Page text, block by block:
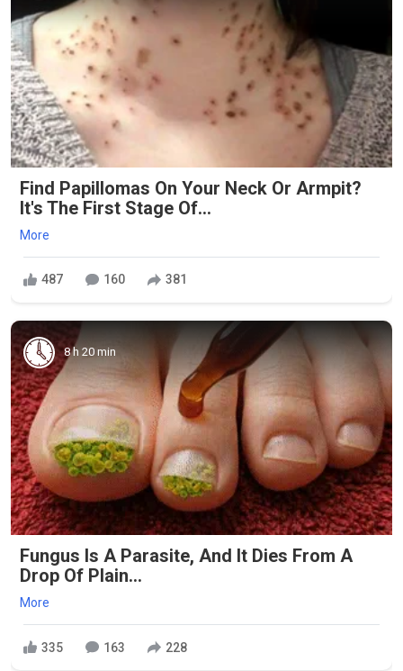
Find Papillomas On Your Neck Or Armpit?
It's The First Stage Of...
More
487 160 381
8 h 20 min
Fungus Is A Parasite, And It Dies From A
Drop Of Plain...
More
335 163 228